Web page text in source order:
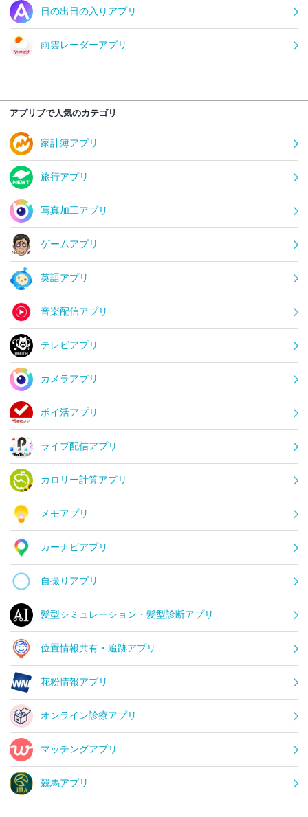
日の出日の入りアプリ
雨雲レーダーアプリ
アプリブで人気のカテゴリ
家計簿アプリ
旅行アプリ
写真加工アプリ
ゲームアプリ
英語アプリ
音楽配信アプリ
テレビアプリ
カメラアプリ
ポイ活アプリ
ライブ配信アプリ
カロリー計算アプリ
メモアプリ
カーナビアプリ
自撮りアプリ
髪型シミュレーション・髪型診断アプリ
位置情報共有・追跡アプリ
花粉情報アプリ
オンライン診療アプリ
マッチングアプリ
競馬アプリ